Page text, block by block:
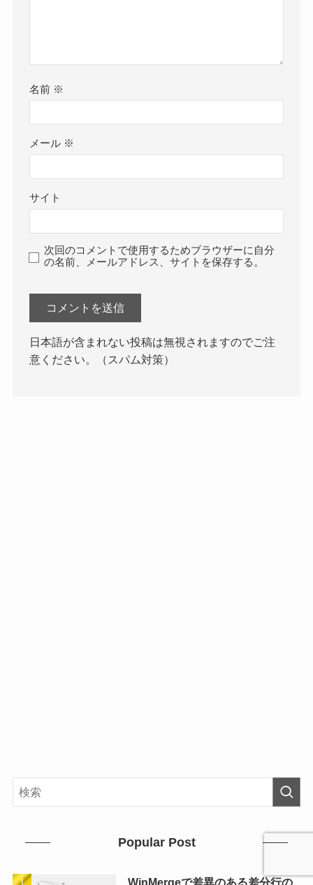
名前 ※
メール ※
サイト
次回のコメントで使用するためブラウザーに自分
の名前、メールアドレス、サイトを保存する。
日本語が含まれない投稿は無視されますのでご注
意ください。（スパム対策）
Popular Post
WinMergeで差異のある差分行の